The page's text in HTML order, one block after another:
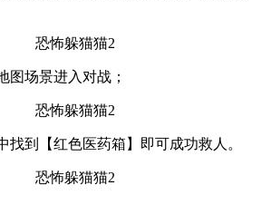
图场景进入对战；
找到【红色医药箱】即可成功救人。